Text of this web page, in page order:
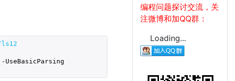
UseBasicParsing
编程问题探讨交流，关
注微博和加QQ群：
Loading...